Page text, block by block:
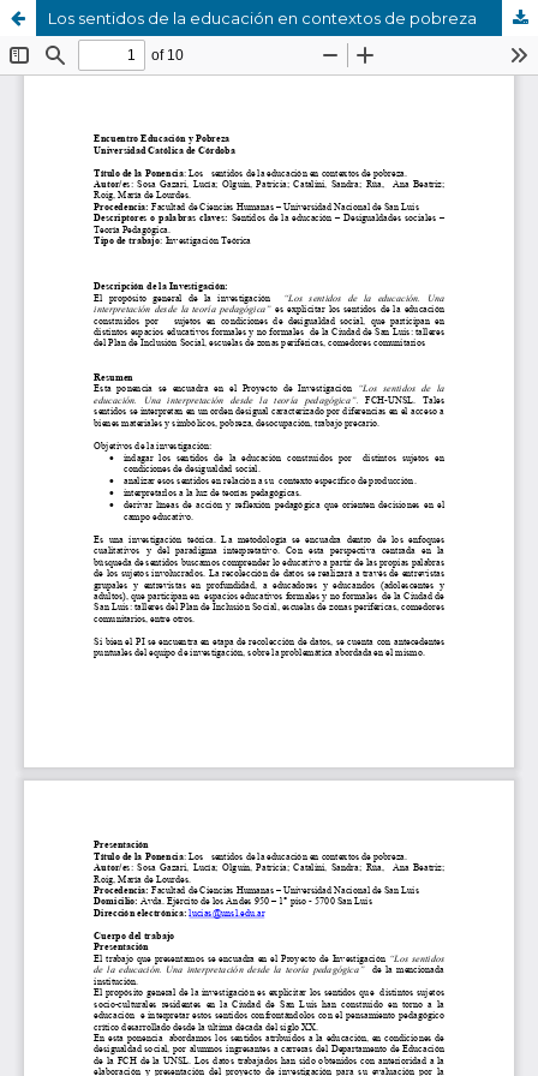
Los sentidos de la educación en contextos de pobreza